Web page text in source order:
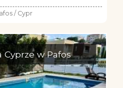
/ Cypr
Cyprze w Pafos